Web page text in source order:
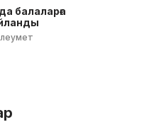
балаларға